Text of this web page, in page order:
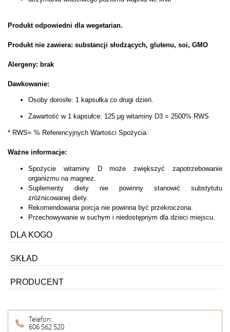
Produkt odpowiedni dla wegetarian.
Produkt nie zawiera: substancji słodzących, glutenu, soi, GMO
Alergeny: brak
Dawkowanie:
Osoby dorosłe: 1 kapsułka co drugi dzień.
Zawartość w 1 kapsułce: 125 μg witaminy D3 = 2500% RWS
* RWS= % Referencyjnych Wartości Spożycia
Ważne informacje:
Spożycie witaminy D może zwiększyć zapotrzebowanie
organizmu na magnez.
Suplementy diety nie powinny stanowić substytutu
zróżnicowanej diety.
Rekomendowana porcja nie powinna być przekroczona.
Przechowywanie w suchym i niedostępnym dla dzieci miejscu.
DLA KOGO
SKŁAD
PRODUCENT
Telefon:
606 562 520